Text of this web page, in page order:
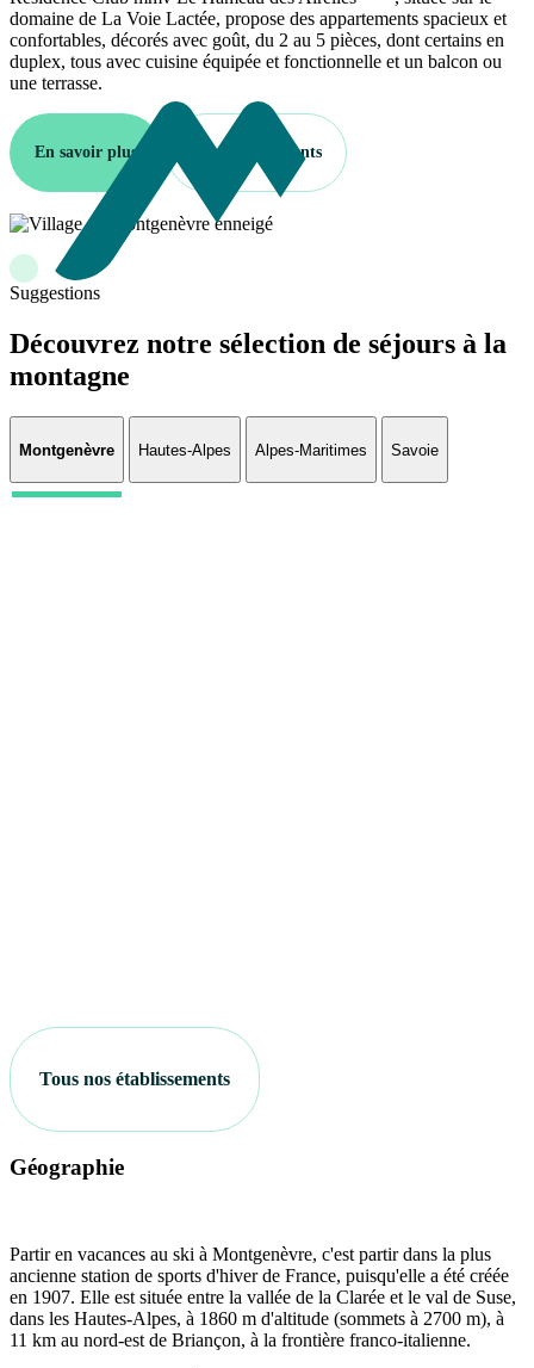
domaine de La Voie Lactée, propose des appartements spacieux et
confortables, décorés avec goût, du 2 au 5 pièces, dont certains en
duplex, tous avec cuisine équipée et fonctionnelle et un balcon ou
une terrasse.
En savoir plus Nos hébergements
Suggestions
Découvrez notre sélection de séjours à la
montagne
Montgenèvre Hautes-Alpes Alpes-Maritimes Savoie
Tous nos établissements
Géographie
Partir en vacances au ski à Montgenèvre, c'est partir dans la plus
ancienne station de sports d'hiver de France, puisqu'elle a été créée
en 1907. Elle est située entre la vallée de la Clarée et le val de Suse,
dans les Hautes-Alpes, à 1860 m d'altitude (sommets à 2700 m), à
11 km au nord-est de Briançon, à la frontière franco-italienne.